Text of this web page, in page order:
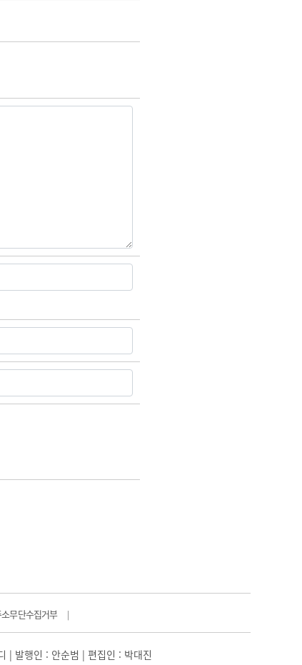
무단수집거부 |
| 발행인 : 안순범 | 편집인 : 박대진